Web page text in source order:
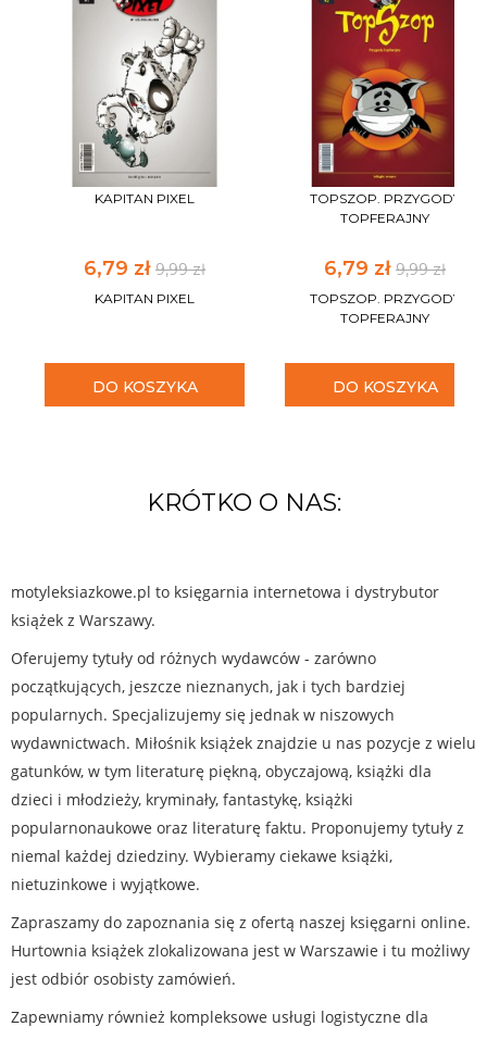
KAPITAN PIXEL
6,79 zł 9,99 zł
KAPITAN PIXEL
DO KOSZYKA
TOPSZOP. PRZYGODY
TOPFERAJNY
6,79 zł 9,99 zł
TOPSZOP. PRZYGODY
TOPFERAJNY
DO KOSZYKA
KRÓTKO O NAS:
motyleksiazkowe.pl to księgarnia internetowa i dystrybutor
książek z Warszawy.
Oferujemy tytuły od różnych wydawców - zarówno
początkujących, jeszcze nieznanych, jak i tych bardziej
popularnych. Specjalizujemy się jednak w niszowych
wydawnictwach. Miłośnik książek znajdzie u nas pozycje z wielu
gatunków, w tym literaturę piękną, obyczajową, książki dla
dzieci i młodzieży, kryminały, fantastykę, książki
popularnonaukowe oraz literaturę faktu. Proponujemy tytuły z
niemal każdej dziedziny. Wybieramy ciekawe książki,
nietuzinkowe i wyjątkowe.
Zapraszamy do zapoznania się z ofertą naszej księgarni online.
Hurtownia książek zlokalizowana jest w Warszawie i tu możliwy
jest odbiór osobisty zamówień.
Zapewniamy również kompleksowe usługi logistyczne dla